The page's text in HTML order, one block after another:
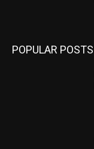
POPULAR POSTS